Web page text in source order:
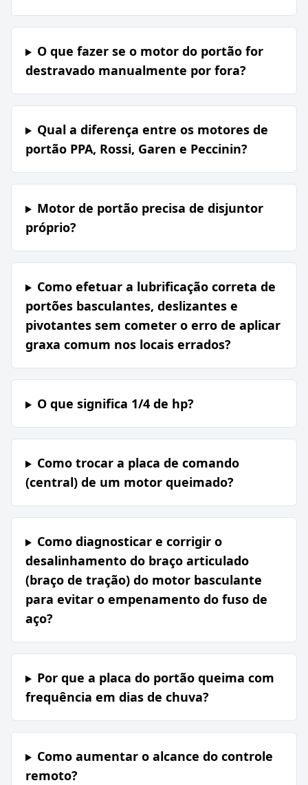
O que fazer se o motor do portão for
destravado manualmente por fora?
Qual a diferença entre os motores de
portão PPA, Rossi, Garen e Peccinin?
Motor de portão precisa de disjuntor
próprio?
Como efetuar a lubrificação correta de
portões basculantes, deslizantes e
pivotantes sem cometer o erro de aplicar
graxa comum nos locais errados?
O que significa 1/4 de hp?
Como trocar a placa de comando
(central) de um motor queimado?
Como diagnosticar e corrigir o
desalinhamento do braço articulado
(braço de tração) do motor basculante
para evitar o empenamento do fuso de
aço?
Por que a placa do portão queima com
frequência em dias de chuva?
Como aumentar o alcance do controle
remoto?